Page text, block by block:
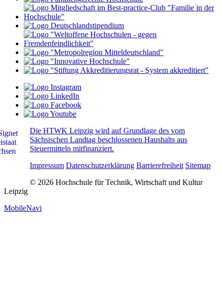
Die HTWK Leipzig wird auf Grundlage des vom
Sächsischen Landtag beschlossenen Haushalts aus
Steuermitteln mitfinanziert.
Impressum Datenschutzerklärung Barrierefreiheit Sitemap
© 2026 Hochschule für Technik, Wirtschaft und Kultur
Leipzig
MobileNavi